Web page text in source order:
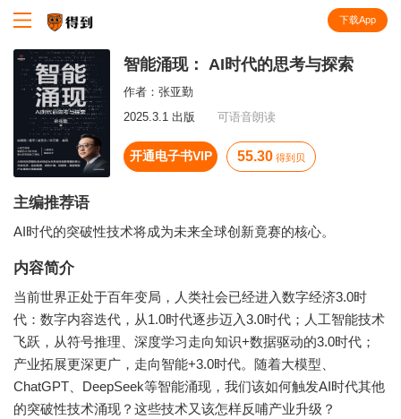
下载App
智能涌现： AI时代的思考与探索
作者： 张亚勤
2025.3.1 出版
可语音朗读
开通电子书VIP 55.30 得到贝
主编推荐语
AI时代的突破性技术将成为未来全球创新竟赛的核心。
内容简介
当前世界正处于百年变局，人类社会已经进入数字经济3.0时
代：数字内容迭代，从1.0时代逐步迈入3.0时代；人工智能技术
飞跃，从符号推理、深度学习走向知识+数据驱动的3.0时代；
产业拓展更深更广，走向智能+3.0时代。随着大模型、
ChatGPT、DeepSeek等智能涌现，我们该如何触发AI时代其他
的突破性技术涌现？这些技术又该怎样反哺产业升级？